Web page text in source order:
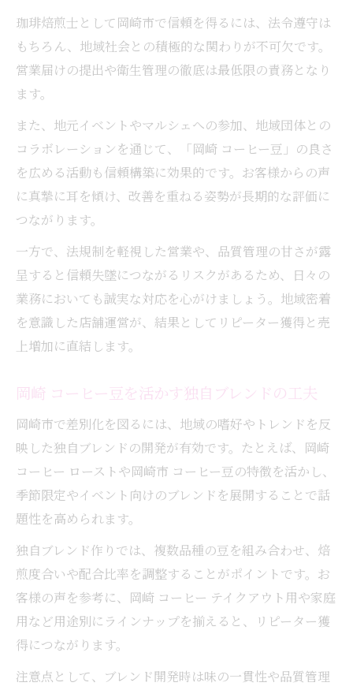
珈琲焙煎士として岡崎市で信頼を得るには、法令遵守は
もちろん、地域社会との積極的な関わりが不可欠です。
営業届けの提出や衛生管理の徹底は最低限の責務となり
ます。
また、地元イベントやマルシェへの参加、地域団体との
コラボレーションを通じて、「岡崎 コーヒー豆」の良さ
を広める活動も信頼構築に効果的です。お客様からの声
に真摯に耳を傾け、改善を重ねる姿勢が長期的な評価に
つながります。
一方で、法規制を軽視した営業や、品質管理の甘さが露
呈すると信頼失墜につながるリスクがあるため、日々の
業務においても誠実な対応を心がけましょう。地域密着
を意識した店舗運営が、結果としてリピーター獲得と売
上増加に直結します。
岡崎 コーヒー豆を活かす独自ブレンドの工夫
岡崎市で差別化を図るには、地域の嗜好やトレンドを反
映した独自ブレンドの開発が有効です。たとえば、岡崎
コーヒー ローストや岡崎市 コーヒー豆の特徴を活かし、
季節限定やイベント向けのブレンドを展開することで話
題性を高められます。
独自ブレンド作りでは、複数品種の豆を組み合わせ、焙
煎度合いや配合比率を調整することがポイントです。お
客様の声を参考に、岡崎 コーヒー テイクアウト用や家庭
用など用途別にラインナップを揃えると、リピーター獲
得につながります。
注意点として、ブレンド開発時は味の一貫性や品質管理